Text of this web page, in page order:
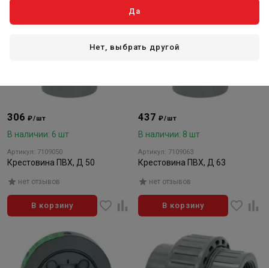
306₽/шт
В наличии: 6 шт
Артикул: 7109050
Крестовина ПВХ, Д 50
нет отзывов
В корзину
437₽/шт
В наличии: 8 шт
Артикул: 7109063
Крестовина ПВХ, Д 63
нет отзывов
В корзину
Да
Нет, выбрать другой